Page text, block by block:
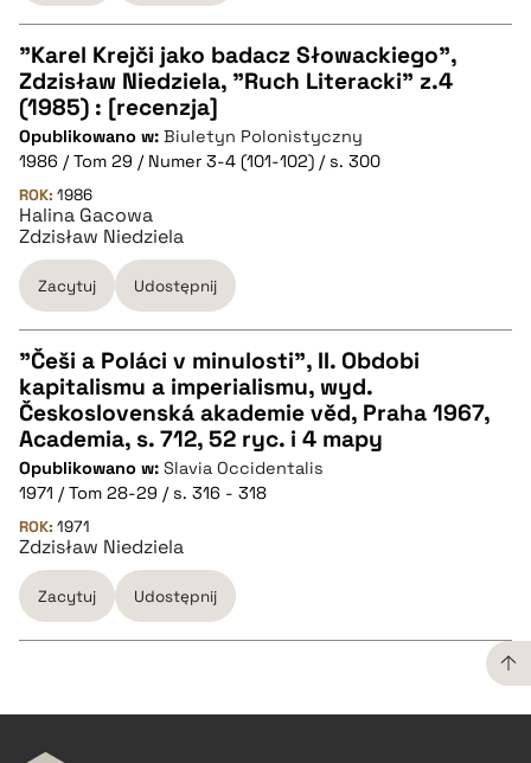
CZYSTY TEKST
pobierz cytat
BIBTEX
pobierz cytat
"Karel Krejči jako badacz Słowackiego",
Zdzisław Niedziela, "Ruch Literacki" z.4
(1985) : [recenzja]
Opublikowano w: Biuletyn Polonistyczny
1986 / Tom 29 / Numer 3-4 (101-102) / s. 300
ROK: 1986
Halina Gacowa
Zdzisław Niedziela
Zacytuj Udostępnij
CZYSTY TEKST
pobierz cytat
BIBTEX
pobierz cytat
"Češi a Poláci v minulosti", II. Obdobi
kapitalismu a imperialismu, wyd.
Československá akademie věd, Praha 1967,
Academia, s. 712, 52 ryc. i 4 mapy
Opublikowano w: Slavia Occidentalis
1971 / Tom 28-29 / s. 316 - 318
ROK: 1971
Zdzisław Niedziela
Zacytuj Udostępnij
CZYSTY TEKST